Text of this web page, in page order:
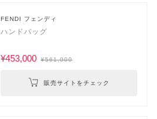
FENDI フェンディ
ハンドバッグ
¥453,000 ¥561,000
販売サイトをチェック